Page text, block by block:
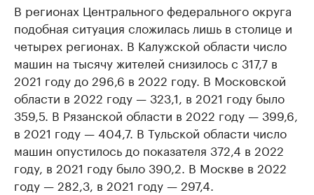
В регионах Центрального федерального округа
подобная ситуация сложилась лишь в столице и
четырех регионах. В Калужской области число
машин на тысячу жителей снизилось с 317,7 в
2021 году до 296,6 в 2022 году. В Московской
области в 2022 году — 323,1, в 2021 году было
359,5. В Рязанской области в 2022 году — 399,6,
в 2021 году — 404,7. В Тульской области число
машин опустилось до показателя 372,4 в 2022
году, в 2021 году было 390,2. В Москве в 2022
году — 282,3, в 2021 году — 297,4.